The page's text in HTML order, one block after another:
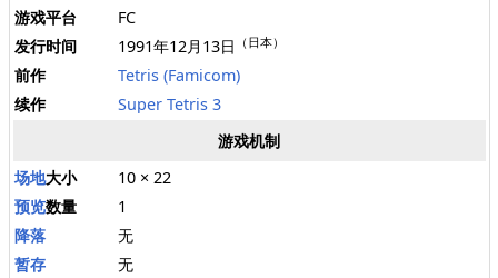
游戏平台
FC
发行时间
1991年12月13日 （日本）
前作
Tetris (Famicom)
续作
Super Tetris 3
游戏机制
场地大小
10 × 22
预览数量
1
降落
无
暂存
无